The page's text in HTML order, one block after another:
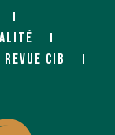
REVUE CIB